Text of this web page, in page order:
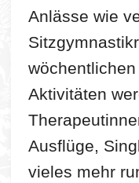
Anlässe wie
Aktivitäten
Ausflüge,
vieles mehr